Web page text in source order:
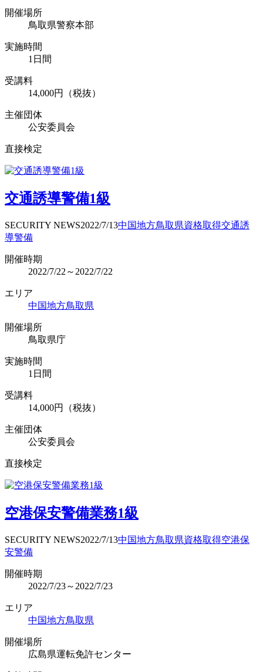
開催場所
鳥取県警察本部
実施時間
1日間
受講料
14,000円（税抜）
主催団体
公安委員会
直接検定
交通誘導警備1級
SECURITY NEWS2022/7/13中国地方鳥取県資格取得交通誘
導警備
開催時期
2022/7/22～2022/7/22
エリア
中国地方鳥取県
開催場所
鳥取県庁
実施時間
1日間
受講料
14,000円（税抜）
主催団体
公安委員会
直接検定
空港保安警備業務1級
SECURITY NEWS2022/7/13中国地方鳥取県資格取得空港保
安警備
開催時期
2022/7/23～2022/7/23
エリア
中国地方鳥取県
開催場所
広島県運転免許センター